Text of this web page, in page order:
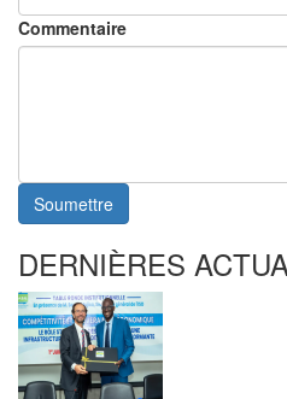
Commentaire
Soumettre
DERNIÈRES